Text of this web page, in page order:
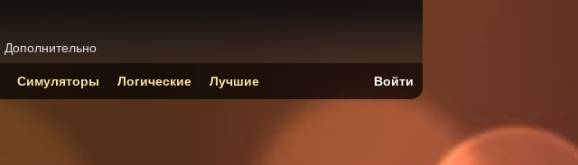
Дополнительно
Симуляторы Логические Лучшие Войти